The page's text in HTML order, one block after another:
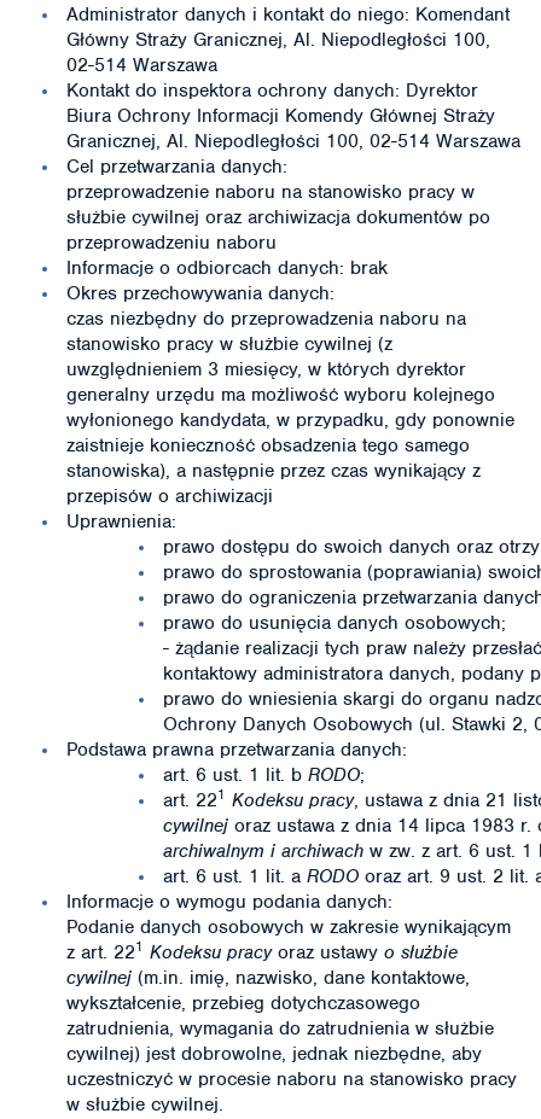
Administrator danych i kontakt do niego: Komendant
Główny Straży Granicznej, Al. Niepodległości 100,
02-514 Warszawa
Kontakt do inspektora ochrony danych: Dyrektor
Biura Ochrony Informacji Komendy Głównej Straży
Granicznej, Al. Niepodległości 100, 02-514 Warszawa
Cel przetwarzania danych:
przeprowadzenie naboru na stanowisko pracy w
służbie cywilnej oraz archiwizacja dokumentów po
przeprowadzeniu naboru
Informacje o odbiorcach danych: brak
Okres przechowywania danych:
czas niezbędny do przeprowadzenia naboru na
stanowisko pracy w służbie cywilnej (z
uwzględnieniem 3 miesięcy, w których dyrektor
generalny urzędu ma możliwość wyboru kolejnego
wyłonionego kandydata, w przypadku, gdy ponownie
zaistnieje konieczność obsadzenia tego samego
stanowiska), a następnie przez czas wynikający z
przepisów o archiwizacji
Uprawnienia:
prawo dostępu do swoich danych oraz
prawo do sprostowania (poprawiania)
prawo do ograniczenia przetwarzania
prawo do usunięcia danych osobowych;
- żądanie realizacji tych praw należy
kontaktowy administratora danych, podany
prawo do wniesienia skargi do organu
Ochrony Danych Osobowych (ul. Stawki 2,
Podstawa prawna przetwarzania danych:
art. 6 ust. 1 lit. b RODO;
art. 221 Kodeksu pracy, ustawa z dnia 21
cywilnej oraz ustawa z dnia 14 lipca 1983
archiwalnym i archiwach w zw. z art. 6 ust.
art. 6 ust. 1 lit. a RODO oraz art. 9 ust. 2 lit.
Informacje o wymogu podania danych:
Podanie danych osobowych w zakresie wynikającym
z art. 221 Kodeksu pracyoraz ustawy o służbie
cywilnej (m.in. imię, nazwisko, dane kontaktowe,
wykształcenie, przebieg dotychczasowego
zatrudnienia, wymagania do zatrudnienia w służbie
cywilnej) jest dobrowolne, jednak niezbędne, aby
uczestniczyć w procesie naboru na stanowisko pracy
w służbie cywilnej.